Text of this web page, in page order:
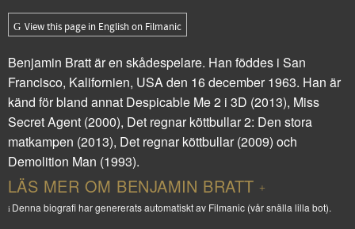
View this page in English on Filmanic
Benjamin Bratt är en skådespelare. Han föddes i San
Francisco, Kalifornien, USA den 16 december 1963. Han är
känd för bland annat Despicable Me 2 i 3D (2013), Miss
Secret Agent (2000), Det regnar köttbullar 2: Den stora
matkampen (2013), Det regnar köttbullar(2009) och
Demolition Man (1993).
LÄS MER OM BENJAMIN BRATT
Denna biografi har genererats automatiskt av Filmanic (vår snälla lilla bot).